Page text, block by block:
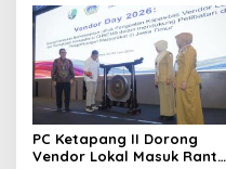
PC Ketapang II Dorong
Vendor Lokal Masuk Rantai